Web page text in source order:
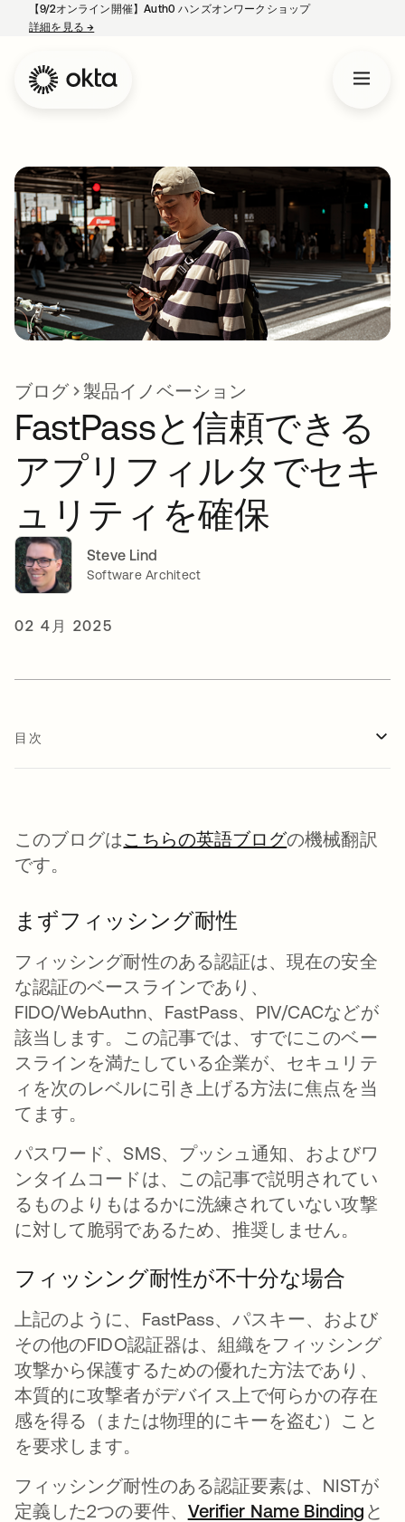
【9/2オンライン開催】Auth0 ハンズオンワークショップ
詳細を見る→
ブログ 製品イノベーション
FastPassと信頼できる
アプリフィルタでセキ
ュリティを確保
Steve Lind
Software Architect
02 4月 2025
目次
このブログは こちらの英語ブログの機械翻訳
です。
まずフィッシング耐性
フィッシング耐性のある認証は、現在の安全
な認証のベースラインであり、
FIDO/WebAuthn、FastPass、PIV/CACなどが
該当します。この記事では、すでにこのベー
スラインを満たしている企業が、セキュリテ
ィを次のレベルに引き上げる方法に焦点を当
てます。
パスワード、SMS、プッシュ通知、およびワ
ンタイムコードは、この記事で説明されてい
るものよりもはるかに洗練されていない攻撃
に対して脆弱であるため、推奨しません。
フィッシング耐性が不十分な場合
上記のように、FastPass、パスキー、および
その他のFIDO認証器は、組織をフィッシング
攻撃から保護するための優れた方法であり、
本質的に攻撃者がデバイス上で何らかの存在
感を得る（または物理的にキーを盗む）こと
を要求します。
フィッシング耐性のある認証要素は、NISTが
定義した2つの要件、 Verifier Name Binding 新
と